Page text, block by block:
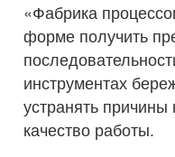
«Фабрика
форме получить
инструментах
устранять
качество работы.